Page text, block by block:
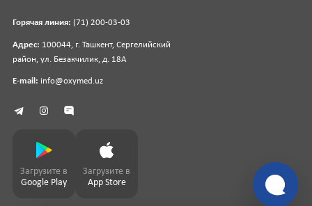
Горячая линия: (71) 200-03-03
Адрес: 100044, г. Ташкент, Сергелийский
район, ул. Безакчилик, д. 18А
E-mail: info@oxymed.uz
Загрузите в
Google Play
Загрузите в
App Store